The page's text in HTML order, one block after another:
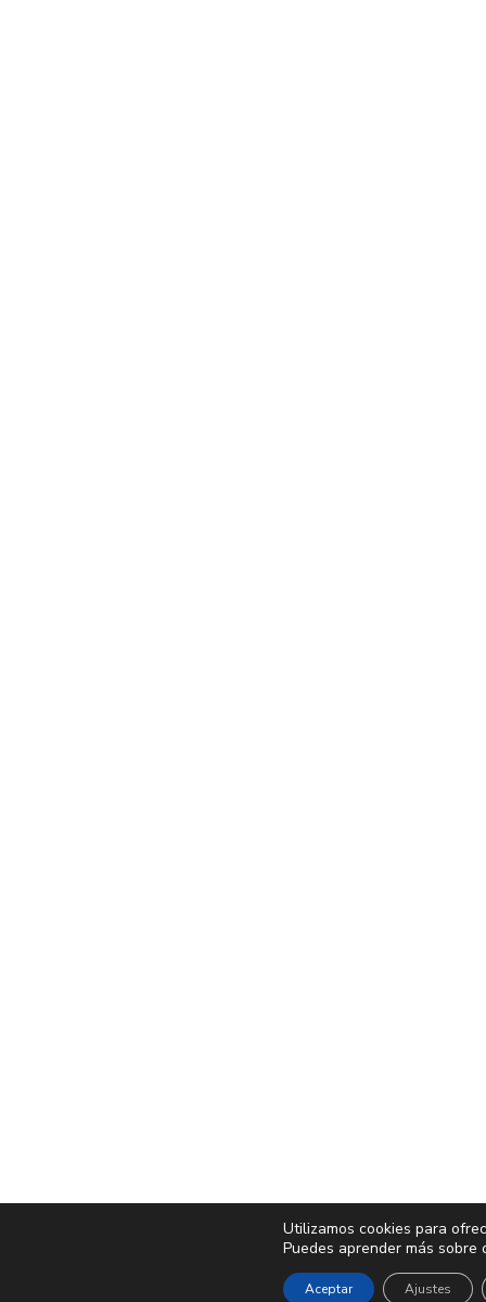
Utilizamos cookies para
Puedes aprender más
Aceptar Ajustes